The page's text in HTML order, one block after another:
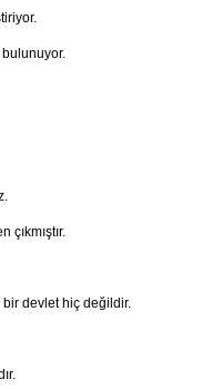
bulunuyor.
çıkmıştır.
devlet hiç değildir.